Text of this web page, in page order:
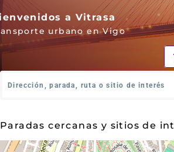
a Vitrasa
urbano en Vigo
¿
D
d
Paradas cercanas y sitios de